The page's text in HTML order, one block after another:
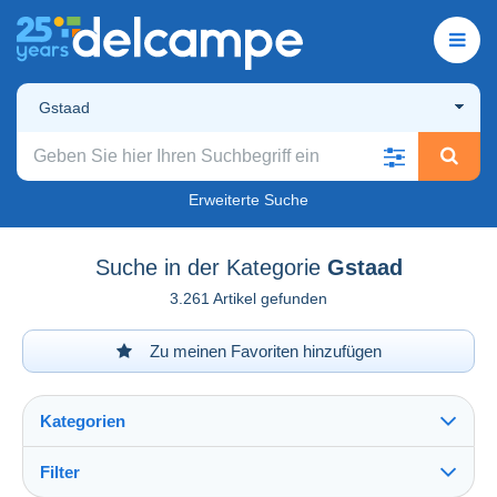
Gstaad
Erweiterte Suche
Suche in der Kategorie Gstaad
3.261 Artikel gefunden
Zu meinen Favoriten hinzufügen
Kategorien
Filter